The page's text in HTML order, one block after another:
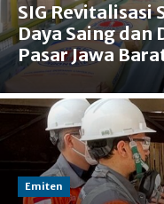
SIG Revitalisasi
Daya Saing
Pasar Jawa
Emiten